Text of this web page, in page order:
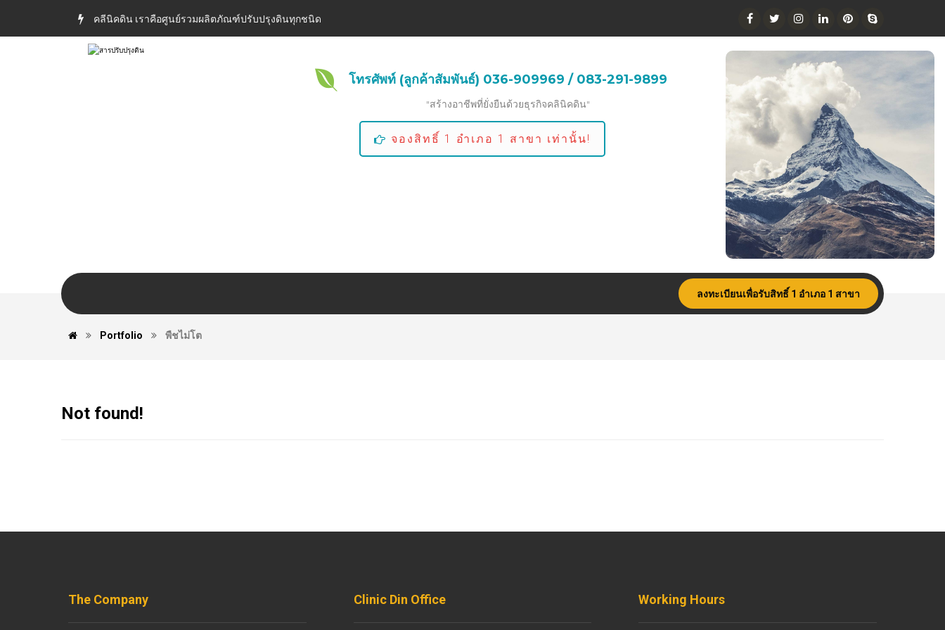
คลีนิคดิน เราคือศูนย์รวมผลิตภัณฑ์ปรับปรุงดินทุกชนิด
โทรศัพท์ (ลูกค้าสัมพันธ์) 036-909969 / 083-291-9899
"สร้างอาชีพที่ยั่งยืนด้วยธุรกิจคลินิคดิน"
จองสิทธิ์ 1 อำเภอ 1 สาขา เท่านั้น!
ลงทะเบียนเพื่อรับสิทธิ์ 1 อำเภอ 1 สาขา
Portfolio พืชไม่โต
Not found!
The Company Clinic Din Office Working Hours